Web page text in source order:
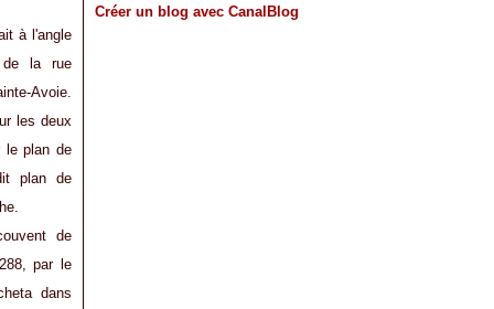
à l'angle
de la rue
Avoie.
les deux
le plan de
plan de
de
par le
dans
Créer un blog avec CanalBlog